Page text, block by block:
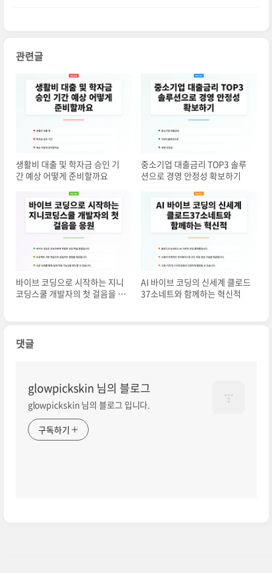
관련글
생활비 대출 및 학자금 승인 기
간 예상 어떻게 준비할까요
중소기업 대출금리 TOP3 솔루
션으로 경영 안정성 확보하기
바이브 코딩으로 시작하는 지니
코딩스쿨 개발자의 첫 걸음을 응
AI 바이브 코딩의 신세계 클로드
37소네트와 함께하는 혁신적
댓글
glowpickskin 님의 블로그
glowpickskin 님의 블로그 입니다.
구독하기